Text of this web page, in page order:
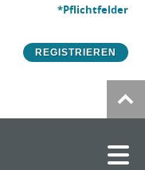
*Pflichtfelder